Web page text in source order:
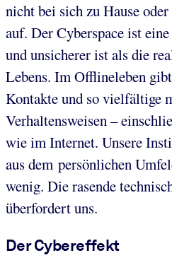
nicht bei sich zu Hause
auf. Der Cyberspace ist
und unsicherer ist als die
Lebens. Im Offlineleben
Kontakte und so vielfältige
Verhaltensweisen –
wie im Internet. Unsere
aus dem persönlichen
wenig. Die rasende
überfordert uns.
Der Cybereffekt